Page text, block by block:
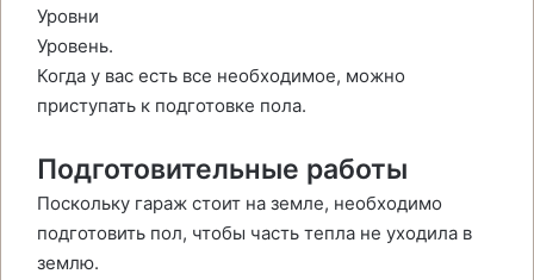
Уровни
Уровень.
Когда у вас есть все необходимое, можно
приступать к подготовке пола.
Подготовительные работы
Поскольку гараж стоит на земле, необходимо
подготовить пол, чтобы часть тепла не уходила в
землю.